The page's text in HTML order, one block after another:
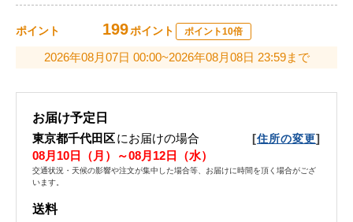
ポイント 199ポイント ポイント10倍
2026年08月07日 00:00~2026年08月08日 23:59まで
お届け予定日
東京都千代田区にお届けの場合 [住所の変更]
08月10日（月）～08月12日（水）
交通状況・天候の影響や注文が集中した場合等、お届けに時間を頂く場合がござ
います。
送料